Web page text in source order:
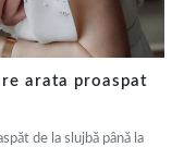
arata proaspat
de la slujbă până la